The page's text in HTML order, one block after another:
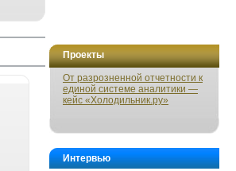
Проекты
От разрозненной отчетности к
единой системе аналитики —
кейс «Холодильник.ру»
Интервью